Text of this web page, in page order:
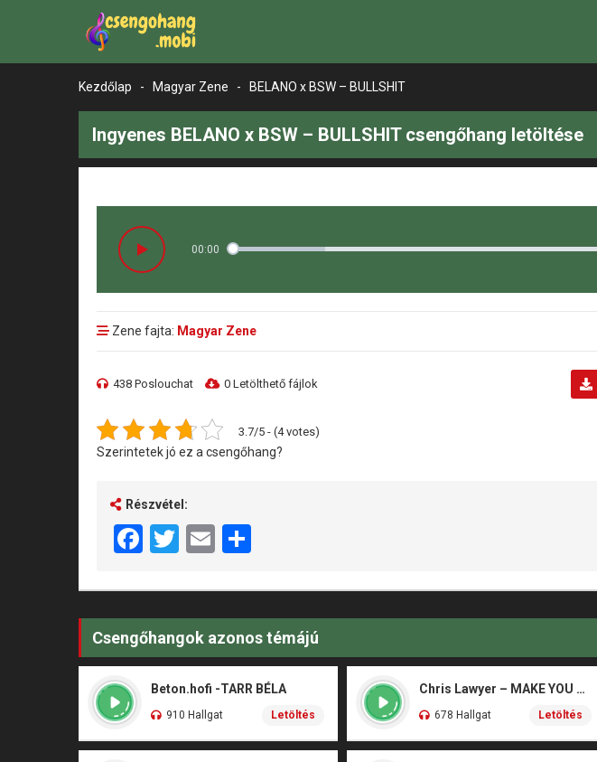
Kezdőlap - Magyar Zene - BELANO x BSW – BULLSHIT
Ingyenes BELANO x BSW – BULLSHIT csengőhang letöltése
00:00
Zene fajta: Magyar Zene
438 Poslouchat 0 Letölthető fájlok
3.7/5 - (4 votes)
Szerintetek jó ez a csengőhang?
Részvétel:
Facebook
Twitter
Email
Csengőhangok azonos témájú
Beton.hofi -TARR BÉLA
910 Hallgat Letöltés
Chris Lawyer – MAKE YOU FLY
678 Hallgat Letöltés